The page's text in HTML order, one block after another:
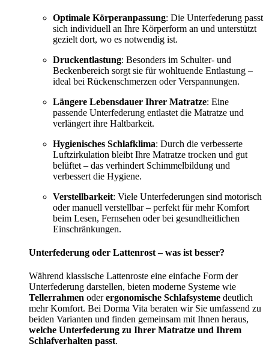
Optimale Körperanpassung: Die Unterfederung passt
sich individuell an Ihre Körperform an und unterstützt
gezielt dort, wo es notwendig ist.
Druckentlastung: Besonders im Schulter- und
Beckenbereich sorgt sie für wohltuende Entlastung –
ideal bei Rückenschmerzen oder Verspannungen.
Längere Lebensdauer Ihrer Matratze: Eine
passende Unterfederung entlastet die Matratze und
verlängert ihre Haltbarkeit.
Hygienisches Schlafklima: Durch die verbesserte
Luftzirkulation bleibt Ihre Matratze trocken und gut
belüftet – das verhindert Schimmelbildung und
verbessert die Hygiene.
Verstellbarkeit: Viele Unterfederungen sind motorisch
oder manuell verstellbar – perfekt für mehr Komfort
beim Lesen, Fernsehen oder bei gesundheitlichen
Einschränkungen.
Unterfederung oder Lattenrost – was ist besser?
Während klassische Lattenroste eine einfache Form der
Unterfederung darstellen, bieten moderne Systeme wie
Tellerrahmen oderergonomische Schlafsysteme deutlich
mehr Komfort. Bei Dorma Vita beraten wir Sie umfassend zu
beiden Varianten und finden gemeinsam mit Ihnen heraus,
welche Unterfederung zu Ihrer Matratze und Ihrem
Schlafverhalten passt.